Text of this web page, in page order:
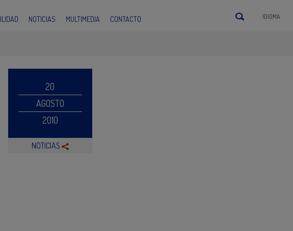
NOTICIAS MULTIMEDIA CONTACTO IDIOMA
20
AGOSTO
2010
NOTICIAS